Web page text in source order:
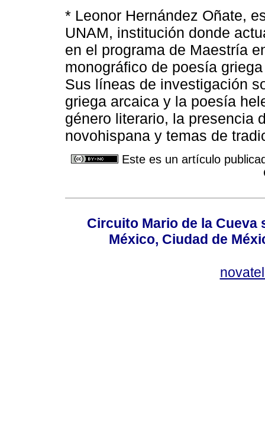
* Leonor Hernández Oñate,
UNAM, institución donde
en el programa de Maestría
monográfico de poesía
Sus líneas de investigación
griega arcaica y la poesía
género literario, la presencia
novohispana y temas de
Este es un artículo
Circuito Mario de la Cueva
México, Ciudad de